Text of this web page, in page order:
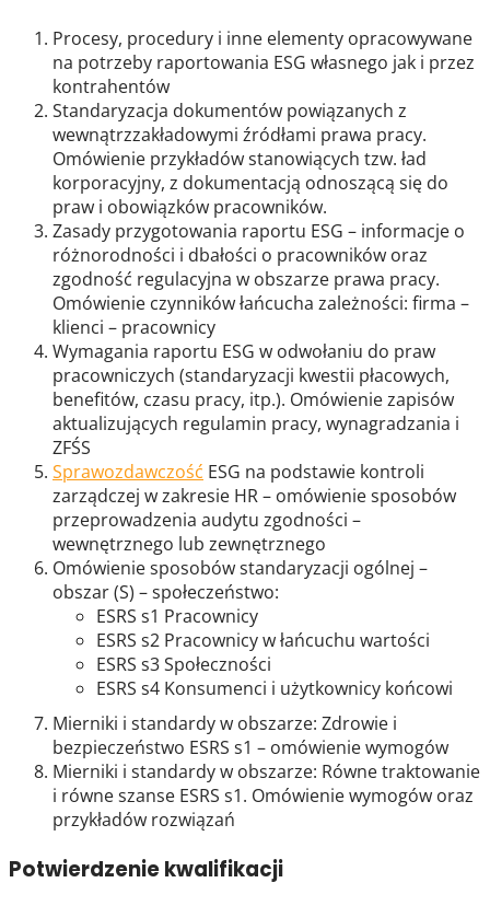
Procesy, procedury i inne elementy opracowywane
na potrzeby raportowania ESG własnego jak i przez
kontrahentów
Standaryzacja dokumentów powiązanych z
wewnątrzzakładowymi źródłami prawa pracy.
Omówienie przykładów stanowiących tzw. ład
korporacyjny, z dokumentacją odnoszącą się do
praw i obowiązków pracowników.
Zasady przygotowania raportu ESG – informacje o
różnorodności i dbałości o pracowników oraz
zgodność regulacyjna w obszarze prawa pracy.
Omówienie czynników łańcucha zależności: firma –
klienci – pracownicy
Wymagania raportu ESG w odwołaniu do praw
pracowniczych (standaryzacji kwestii płacowych,
benefitów, czasu pracy, itp.). Omówienie zapisów
aktualizujących regulamin pracy, wynagradzania i
ZFŚS
Sprawozdawczość ESG na podstawie kontroli
zarządczej w zakresie HR – omówienie sposobów
przeprowadzenia audytu zgodności –
wewnętrznego lub zewnętrznego
Omówienie sposobów standaryzacji ogólnej –
obszar (S) – społeczeństwo:
ESRS s1 Pracownicy
ESRS s2 Pracownicy w łańcuchu wartości
ESRS s3 Społeczności
ESRS s4 Konsumenci i użytkownicy końcowi
Mierniki i standardy w obszarze: Zdrowie i
bezpieczeństwo ESRS s1 – omówienie wymogów
Mierniki i standardy w obszarze: Równe traktowanie
i równe szanse ESRS s1. Omówienie wymogów oraz
przykładów rozwiązań
Potwierdzenie kwalifikacji